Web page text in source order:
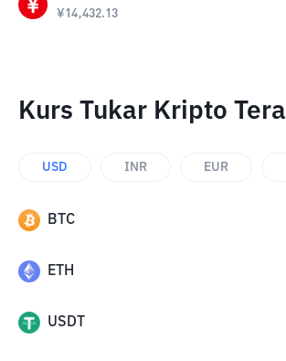
¥14,432.13
Kurs Tukar Kripto
USD INR EUR
BTC
ETH
USDT